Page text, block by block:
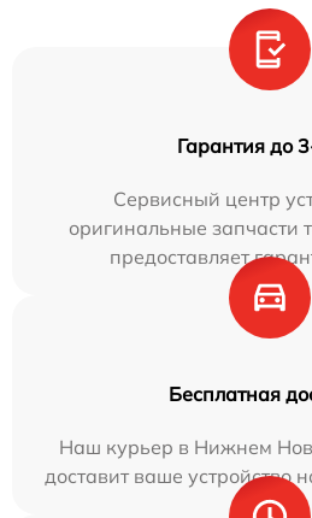
Гарантия до
Сервисный центр
оригинальные запчасти
предоставляет
Бесплатная
Наш курьер в Нижнем
доставит ваше устройство